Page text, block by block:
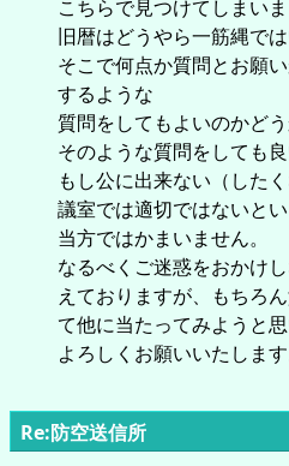
こちらで見つけてしまいま
旧暦はどうやら一筋縄で
そこで何点か質問とお願
するような
質問をしてもよいのかど
そのような質問をしても
もし公に出来ない（した
議室では適切ではないと
当方ではかまいません。
なるべくご迷惑をおかけ
えておりますが、もちろ
て他に当たってみようと思
よろしくお願いいたします
Re:防空送信所